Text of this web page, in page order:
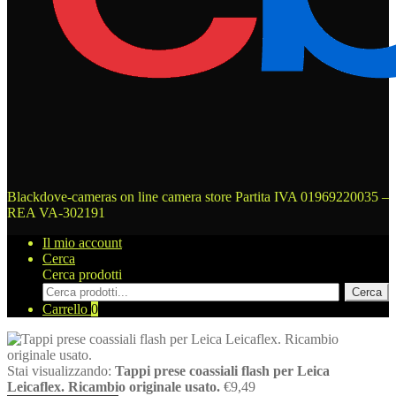
Blackdove-cameras on line camera store Partita IVA 01969220035 –
REA VA-302191
Il mio account
Cerca
Cerca prodotti
Cerca
Carrello 0
Stai visualizzando: Tappi prese coassiali flash per Leica
Leicaflex. Ricambio originale usato. €9,49